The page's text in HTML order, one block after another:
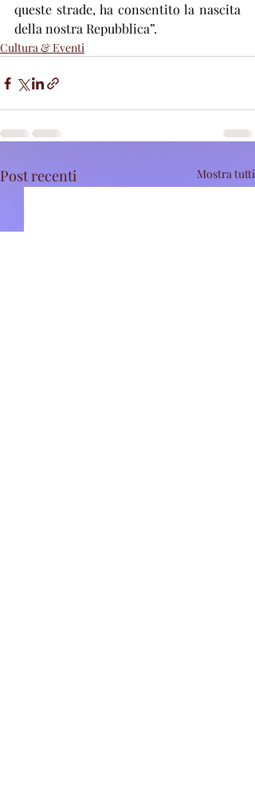
queste strade, ha consentito la nascita
della nostra Repubblica”.
Cultura & Eventi
Post recenti Mostra tutti